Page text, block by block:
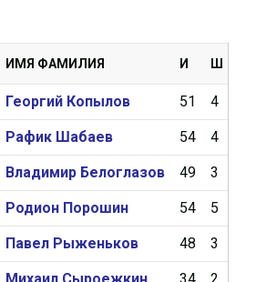
ИМЯ ФАМИЛИЯ И Ш
Георгий Копылов 51 4
Рафик Шабаев 54 4
Владимир Белоглазов 49 3
Родион Порошин 54 5
Павел Рыженьков 48 3